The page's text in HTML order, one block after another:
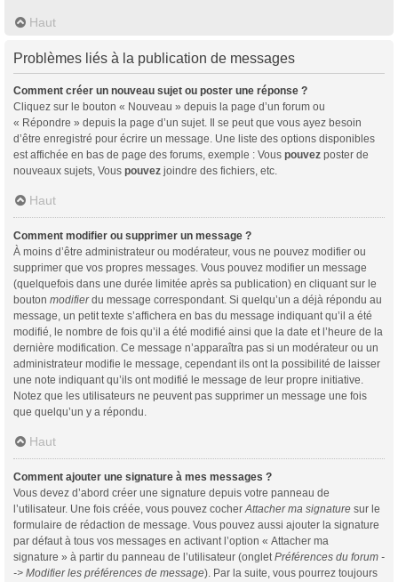
Haut
Problèmes liés à la publication de messages
Comment créer un nouveau sujet ou poster une réponse ?
Cliquez sur le bouton « Nouveau » depuis la page d’un forum ou
« Répondre » depuis la page d’un sujet. Il se peut que vous ayez besoin
d’être enregistré pour écrire un message. Une liste des options disponibles
est affichée en bas de page des forums, exemple : Vous pouvez poster de
nouveaux sujets, Vous pouvez joindre des fichiers, etc.
Haut
Comment modifier ou supprimer un message ?
À moins d’être administrateur ou modérateur, vous ne pouvez modifier ou
supprimer que vos propres messages. Vous pouvez modifier un message
(quelquefois dans une durée limitée après sa publication) en cliquant sur le
bouton modifierdu message correspondant. Si quelqu’un a déjà répondu au
message, un petit texte s’affichera en bas du message indiquant qu’il a été
modifié, le nombre de fois qu’il a été modifié ainsi que la date et l’heure de la
dernière modification. Ce message n’apparaîtra pas si un modérateur ou un
administrateur modifie le message, cependant ils ont la possibilité de laisser
une note indiquant qu’ils ont modifié le message de leur propre initiative.
Notez que les utilisateurs ne peuvent pas supprimer un message une fois
que quelqu’un y a répondu.
Haut
Comment ajouter une signature à mes messages ?
Vous devez d’abord créer une signature depuis votre panneau de
l’utilisateur. Une fois créée, vous pouvez cocherAttacher ma signature sur le
formulaire de rédaction de message. Vous pouvez aussi ajouter la signature
par défaut à tous vos messages en activant l’option « Attacher ma
signature » à partir du panneau de l’utilisateur (ongletPréférences du forum -
-> Modifier les préférences de message). Par la suite, vous pourrez toujours